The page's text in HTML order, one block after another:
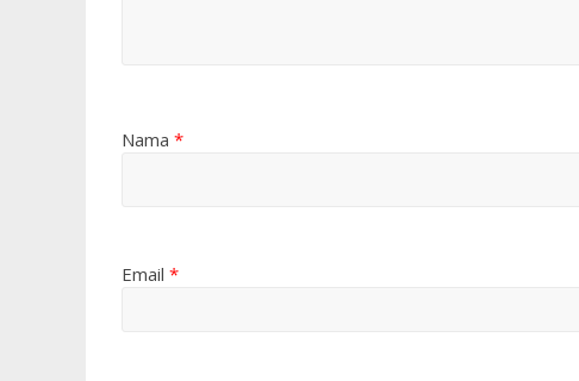
Nama *
Email *